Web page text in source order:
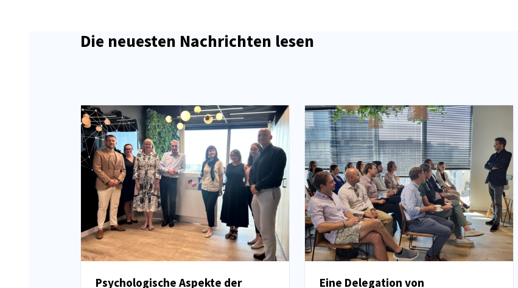
Die neuesten Nachrichten lesen
Psychologische Aspekte der
Eine Delegation von